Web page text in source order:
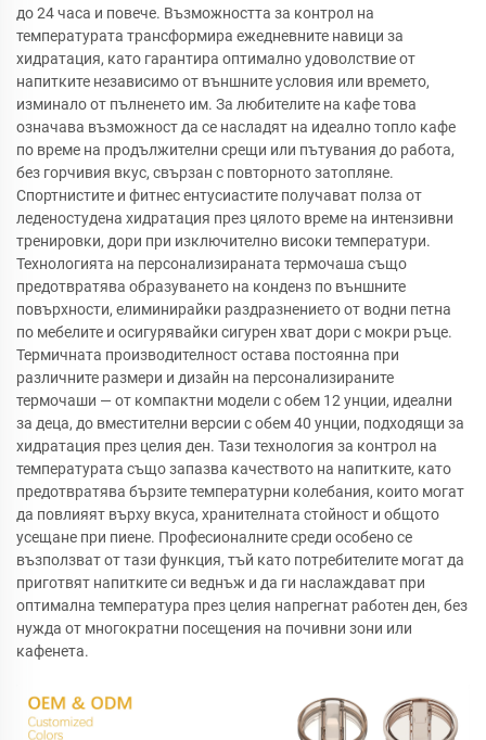
до 24 часа и повече. Възможността за контрол на
температурата трансформира ежедневните навици за
хидратация, като гарантира оптимално удоволствие от
напитките независимо от външните условия или времето,
изминало от пълненето им. За любителите на кафе това
означава възможност да се насладят на идеално топло кафе
по време на продължителни срещи или пътувания до работа,
без горчивия вкус, свързан с повторното затопляне.
Спортнистите и фитнес ентусиастите получават полза от
леденостудена хидратация през цялото време на интензивни
тренировки, дори при изключително високи температури.
Технологията на персонализираната термочаша също
предотвратява образуването на конденз по външните
повърхности, елиминирайки раздразнението от водни петна
по мебелите и осигурявайки сигурен хват дори с мокри ръце.
Термичната производителност остава постоянна при
различните размери и дизайн на персонализираните
термочаши — от компактни модели с обем 12 унции, идеални
за деца, до вместителни версии с обем 40 унции, подходящи за
хидратация през целия ден. Тази технология за контрол на
температурата също запазва качеството на напитките, като
предотвратява бързите температурни колебания, които могат
да повлияят върху вкуса, хранителната стойност и общото
усещане при пиене. Професионалните среди особено се
възползват от тази функция, тъй като потребителите могат да
приготвят напитките си веднъж и да ги наслаждават при
оптимална температура през целия напрегнат работен ден, без
нужда от многократни посещения на почивни зони или
кафенета.